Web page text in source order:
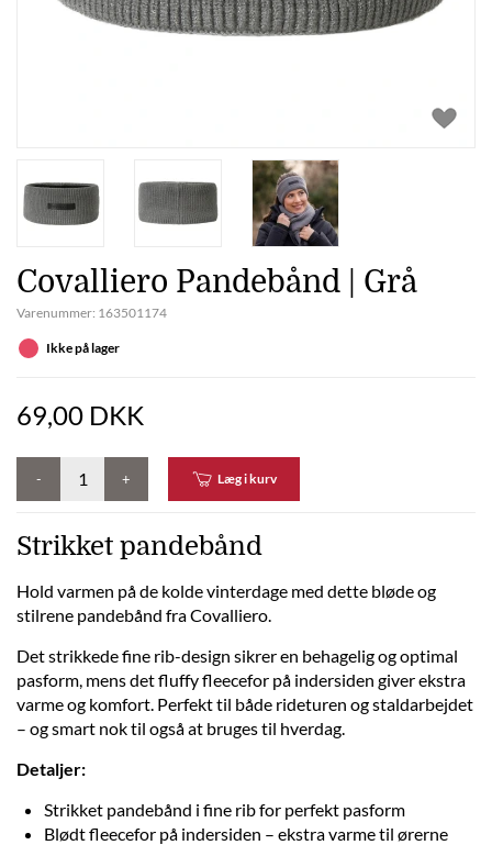
Covalliero Pandebånd | Grå
Varenummer: 163501174
Ikke på lager
69,00 DKK
- + Læg i kurv
Strikket pandebånd
Hold varmen på de kolde vinterdage med dette bløde og
stilrene pandebånd fra Covalliero.
Det strikkede fine rib-design sikrer en behagelig og optimal
pasform, mens det fluffy fleecefor på indersiden giver ekstra
varme og komfort. Perfekt til både rideturen og staldarbejdet
– og smart nok til også at bruges til hverdag.
Detaljer:
Strikket pandebånd i fine rib for perfekt pasform
Blødt fleecefor på indersiden – ekstra varme til ørerne